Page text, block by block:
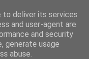
to deliver its services
and user-agent are
and security
generate usage
abuse.